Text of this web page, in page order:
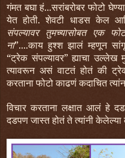
गंमत बघा हं...सरांबरोबर फोटो
येत होती. शेवटी धाडस केल
संपल्यावर तुमच्यासोबत एक
ना”....काय हुश्श झालं म्हणून
“ट्रेक संपल्यावर” ह्याचा उल्लेख
त्यावरून असं वाटतं होतं की
करताना फोटो काढणं कदाचित
विचार करताना लक्षात आलं हे
दडपण जास्त होतं ते त्यांनी केलेल्या